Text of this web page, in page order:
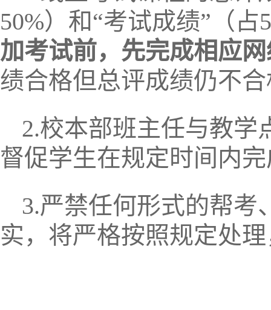
50%）和“考试成绩”（
加考试前，先完成相应
绩合格但总评成绩仍不
2.校本部班主任与教学
督促学生在规定时间内
3.严禁任何形式的帮考
实，将严格按照规定处